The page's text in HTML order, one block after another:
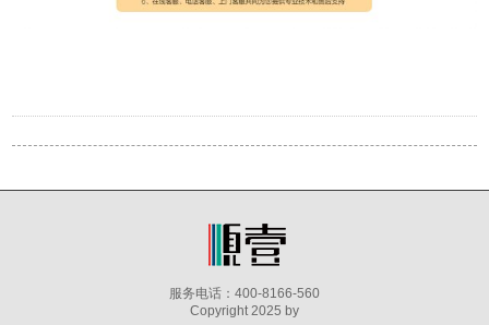
服务电话：400-8166-560
Copyright 2025 by